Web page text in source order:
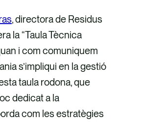
e
u
e
l
e
c
t
, directora de Residus
la “Taula Tècnica
i com comuniquem
s’impliqui en la gestió
taula rodona, que
dedicat a la
com les estratègies